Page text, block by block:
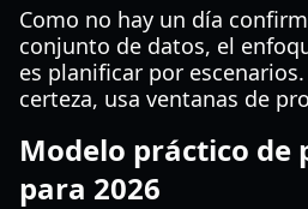
Como no hay un día
conjunto de datos, el
es planificar por
certeza, usa ventanas de
Modelo práctico de
para 2026